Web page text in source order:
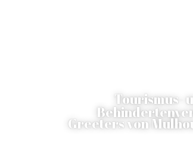
Tourismus-
Greeters von